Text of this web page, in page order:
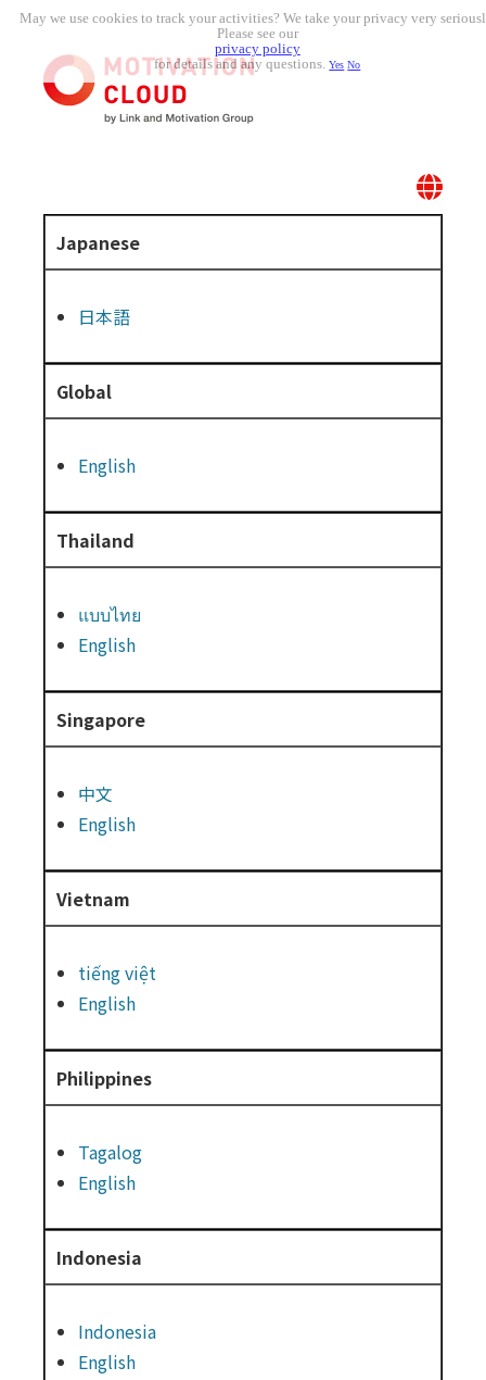
Japanese
日本語
Global
English
Thailand
แบบไทย
English
Singapore
中文
English
Vietnam
tiếng việt
English
Philippines
Tagalog
English
Indonesia
Indonesia
English
May we use cookies to track your activities? We take your privacy very
Please see our
privacy policy
for details and any questions.Yes No